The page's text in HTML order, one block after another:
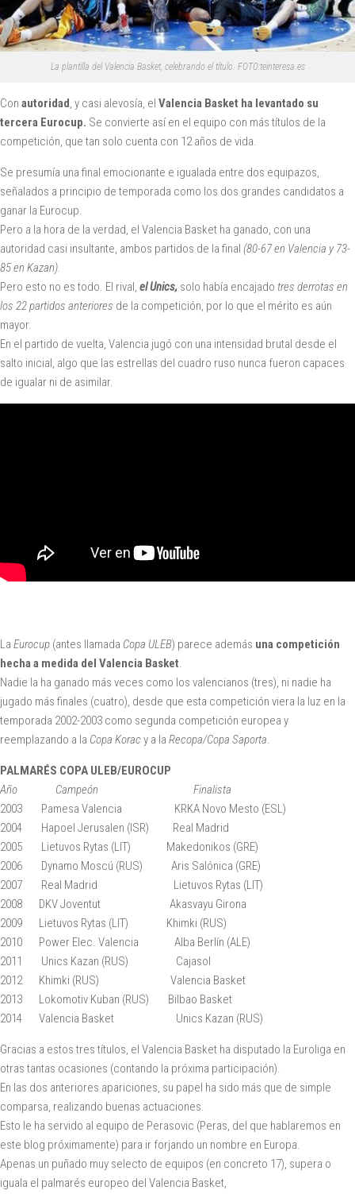
La plantilla del Valencia Basket, celebrando el título. FOTO:teinteresa.es
Con autoridad , y casi alevosía, el Valencia Basket ha levantado su
tercera Eurocup. Se convierte así en el equipo con más títulos de la
competición, que tan solo cuenta con 12 años de vida.
Se presumía una final emocionante e igualada entre dos equipazos,
señalados a principio de temporada como los dos grandes candidatos a
ganar la Eurocup.
Pero a la hora de la verdad, el Valencia Basket ha ganado, con una
autoridad casi insultante, ambos partidos de la final (80-67 en Valencia y 73-
85 en Kazan).
Pero esto no es todo. El rival, el Unics, solo había encajado tres derrotas en
los 22 partidos anteriores de la competición, por lo que el mérito es aún
mayor.
En el partido de vuelta, Valencia jugó con una intensidad brutal desde el
salto inicial, algo que las estrellas del cuadro ruso nunca fueron capaces
de igualar ni de asimilar.
La Eurocup (antes llamada Copa ULEB) parece además una competición
hecha a medida del Valencia Basket.
Nadie la ha ganado más veces como los valencianos (tres), ni nadie ha
jugado más finales (cuatro), desde que esta competición viera la luz en la
temporada 2002-2003 como segunda competición europea y
reemplazando a la Copa Korac y a la Recopa/Copa Saporta.
PALMARÉS COPA ULEB/EUROCUP
Año Campeón Finalista
2003 Pamesa Valencia KRKA Novo Mesto (ESL)
2004 Hapoel Jerusalen (ISR) Real Madrid
2005 Lietuvos Rytas (LIT) Makedonikos (GRE)
2006 Dynamo Moscú (RUS) Aris Salónica (GRE)
2007 Real Madrid Lietuvos Rytas (LIT)
2008 DKV Joventut Akasvayu Girona
2009 Lietuvos Rytas (LIT) Khimki (RUS)
2010 Power Elec. Valencia Alba Berlín (ALE)
2011 Unics Kazan (RUS) Cajasol
2012 Khimki (RUS) Valencia Basket
2013 Lokomotiv Kuban (RUS) Bilbao Basket
2014 Valencia Basket Unics Kazan (RUS)
Gracias a estos tres títulos, el Valencia Basket ha disputado la Euroliga en
otras tantas ocasiones (contando la próxima participación).
En las dos anteriores apariciones, su papel ha sido más que de simple
comparsa, realizando buenas actuaciones.
Esto le ha servido al equipo de Perasovic (Peras, del que hablaremos en
este blog próximamente) para ir forjando un nombre en Europa.
Apenas un puñado muy selecto de equipos (en concreto 17), supera o
iguala el palmarés europeo del Valencia Basket,